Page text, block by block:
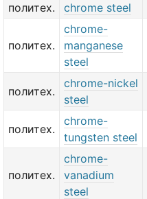
политех. chrome steel
политех.
chrome-
manganese
steel
политех.
chrome-nickel
steel
политех.
chrome-
tungsten steel
политех.
chrome-
vanadium
steel